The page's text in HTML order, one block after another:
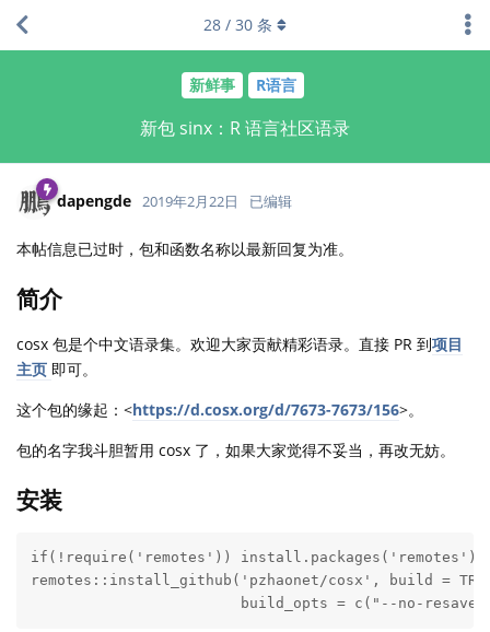
新鲜事 R语言
新包 sinx：R 语言社区语录
28 / 30 条
dapengde 2019年2月22日 已编辑
本帖信息已过时，包和函数名称以最新回复为准。
简介
cosx 包是个中文语录集。欢迎大家贡献精彩语录。直接 PR 到项目
主页 即可。
这个包的缘起：<https://d.cosx.org/d/7673-7673/156>。
包的名字我斗胆暂用 cosx 了，如果大家觉得不妥当，再改无妨。
安装
if(!require('remotes')) install.packages('remotes')
remotes::install_github('pzhaonet/cosx', build =
build_opts = c("--no-